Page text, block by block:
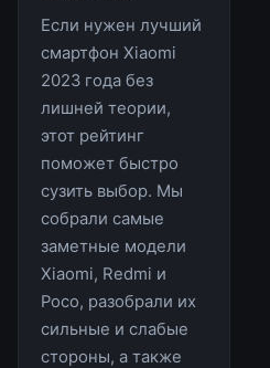
Если нужен лучший
смартфон Xiaomi
2023 года без
лишней теории,
этот рейтинг
поможет быстро
сузить выбор. Мы
собрали самые
заметные модели
Xiaomi, Redmi и
Poco, разобрали их
сильные и слабые
стороны, а также